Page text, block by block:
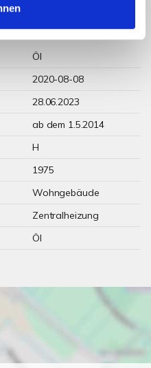
Öl
2020-08-08
28.06.2023
ab dem 1.5.2014
H
1975
Wohngebäude
Zentralheizung
Öl